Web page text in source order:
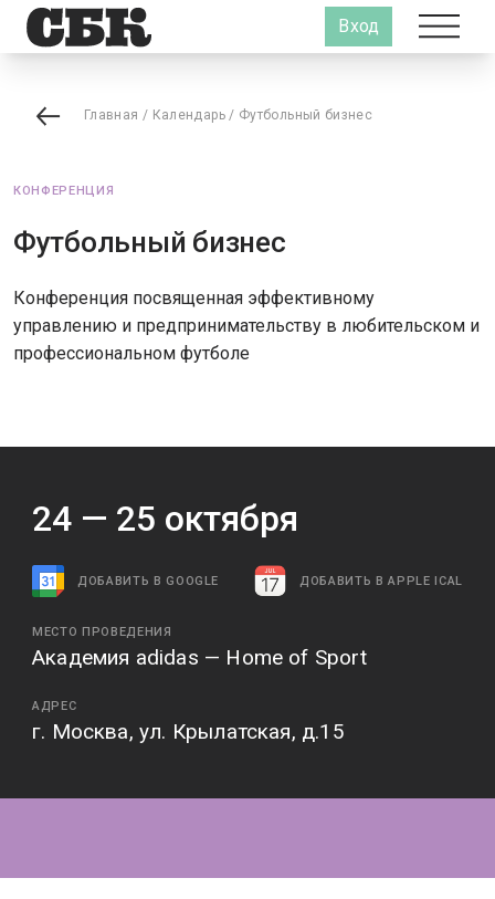
Вход
Главная / Календарь/ Футбольный бизнес
КОНФЕРЕНЦИЯ
Футбольный бизнес
Конференция посвященная эффективному
управлению и предпринимательству в любительском и
профессиональном футболе
24 — 25 октября
ДОБАВИТЬ В GOOGLE ДОБАВИТЬ В APPLE ICAL
МЕСТО ПРОВЕДЕНИЯ
Академия adidas — Home of Sport
АДРЕС
г. Москва, ул. Крылатская, д.15